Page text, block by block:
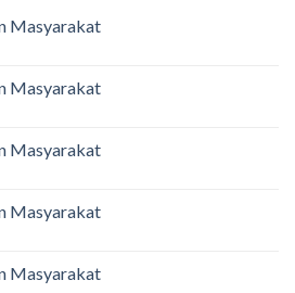
Masyarakat
Masyarakat
Masyarakat
Masyarakat
Masyarakat